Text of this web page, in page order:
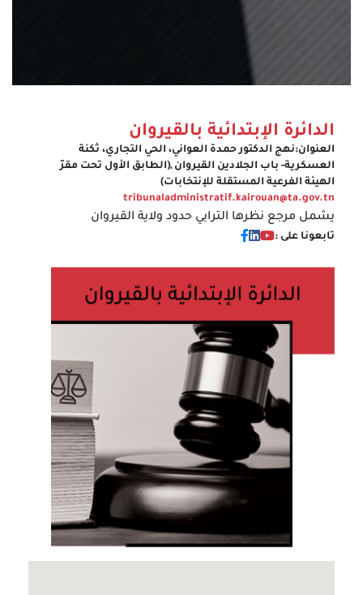
الدائرة الإبتدائية بالقيروان
العنوان:نهج الدكتور حمدة العواني، الحي التجاري، ثكنة
العسكرية- باب الجلادين القيروان ,(الطابق الأول تحت مقرّ
الهيئة الفرعية المستقلة للإنتخابات)
tribunaladministratif.kairouan@ta.gov.tn
يشمل مرجع نظرها الترابي حدود ولاية القيروان
تابعونا على :